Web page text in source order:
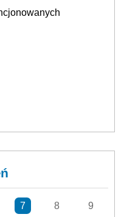
7 8 9